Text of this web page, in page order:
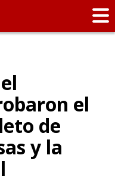
el
de
y la